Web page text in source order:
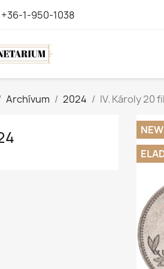
+36-1-950-1038
Archívum 2024 IV. Károly 20
NEW